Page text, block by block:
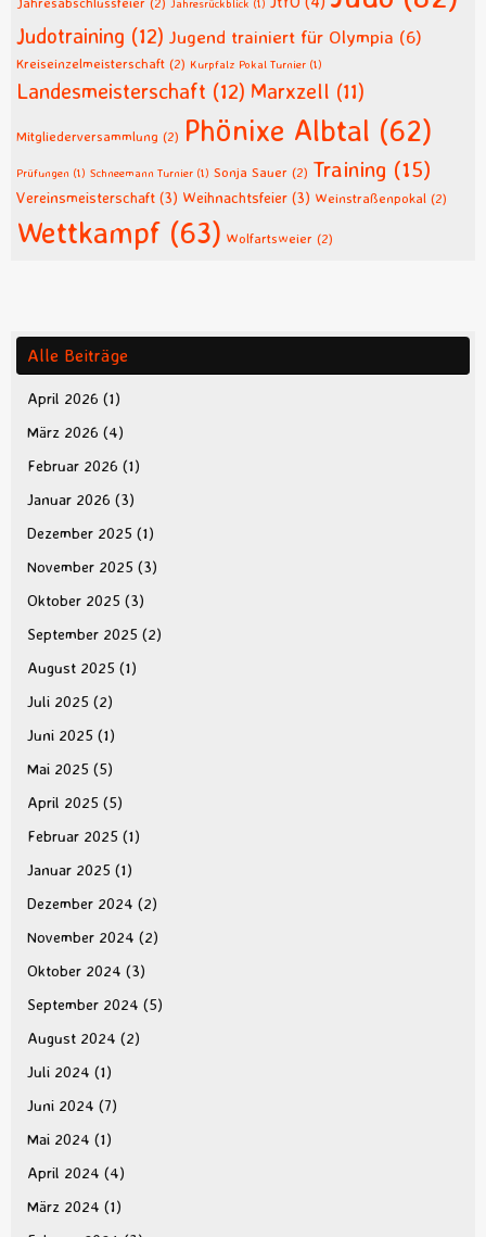
Judotraining (12) Jugend trainiert für Olympia (6)
Kreiseinzelmeisterschaft (2) Kurpfalz Pokal Turnier (1)
Landesmeisterschaft (12) Marxzell (11)
Mitgliederversammlung (2) Phönixe Albtal (62)
Prüfungen (1) Schneemann Turnier (1) Sonja Sauer (2) Training (15)
Vereinsmeisterschaft (3) Weihnachtsfeier (3) Weinstraßenpokal (2)
Wettkampf (63) Wolfartsweier (2)
Alle Beiträge
April 2026 (1)
März 2026 (4)
Februar 2026 (1)
Januar 2026 (3)
Dezember 2025 (1)
November 2025 (3)
Oktober 2025 (3)
September 2025 (2)
August 2025 (1)
Juli 2025 (2)
Juni 2025 (1)
Mai 2025 (5)
April 2025 (5)
Februar 2025 (1)
Januar 2025 (1)
Dezember 2024 (2)
November 2024 (2)
Oktober 2024 (3)
September 2024 (5)
August 2024 (2)
Juli 2024 (1)
Juni 2024 (7)
Mai 2024 (1)
April 2024 (4)
März 2024 (1)